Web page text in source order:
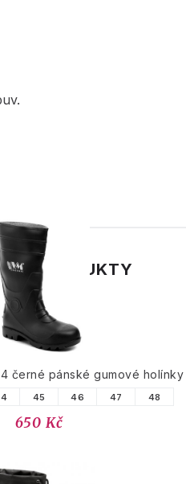
PRODUKTY
černé pánské gumové holínky
45 46 47 48
650 Kč